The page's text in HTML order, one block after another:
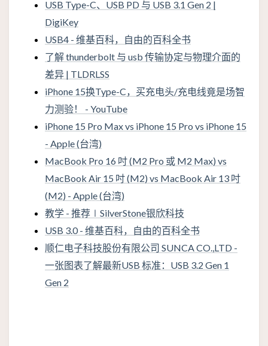
USB Type-C、USB PD 与 USB 3.1 Gen 2 |
DigiKey
USB4 - 维基百科，自由的百科全书
了解 thunderbolt 与 usb 传输协定与物理介面的
差异 | TLDRLSS
iPhone 15换Type-C，买充电头/充电线竟是场智
力测验！ - YouTube
iPhone 15 Pro Max vs iPhone 15 Pro vs iPhone 15
- Apple (台湾)
MacBook Pro 16 吋 (M2 Pro 或 M2 Max) vs
MacBook Air 15 吋 (M2) vs MacBook Air 13 吋
(M2) - Apple (台湾)
教学 - 推荐∣SilverStone银欣科技
USB 3.0 - 维基百科，自由的百科全书
顺仁电子科技股份有限公司 SUNCA CO.,LTD -
一张图表了解最新USB 标准：USB 3.2 Gen 1
Gen 2